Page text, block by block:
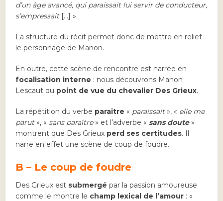
d’un âge avancé, qui paraissait lui servir de conducteur,
s’empressait[…] ».
La structure du récit permet donc de mettre en relief
le personnage de Manon.
En outre, cette scène de rencontre est narrée en
focalisation interne : nous découvrons Manon
Lescaut du point de vue du chevalier Des Grieux.
La répétition du verbe paraître « paraissait», « elle me
parut», « sans paraître» et l’adverbe «sans doute»
montrent que Des Grieux perd ses certitudes. Il
narre en effet une scène de coup de foudre.
B – Le coup de foudre
Des Grieux est submergé par la passion amoureuse
comme le montre le champ lexical de l’amour : «